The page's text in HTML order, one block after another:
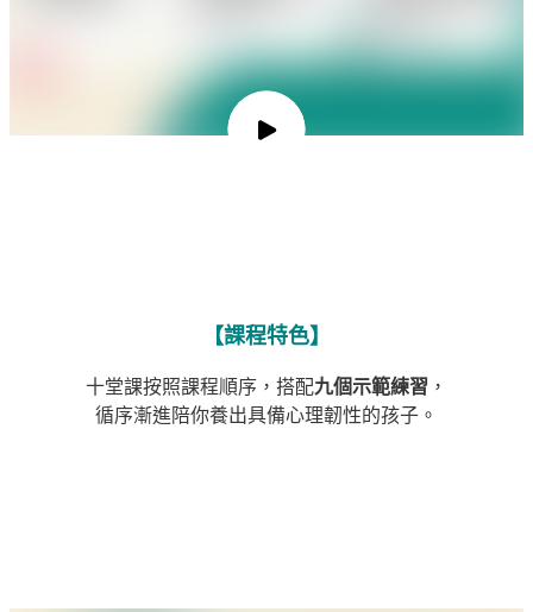
【課程特色】
十堂課按照課程順序，搭配九個示範練習 ，
循序漸進陪你養出具備心理韌性的孩子。